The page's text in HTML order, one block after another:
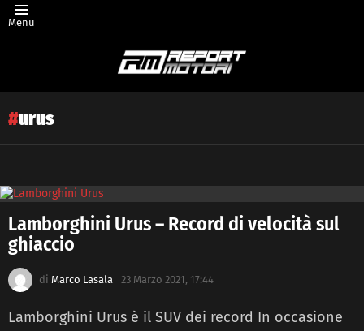
Menu
urus
Latest
story
Lamborghini Urus – Record di velocità sul
ghiaccio
di Marco Lasala 23 Marzo 2021, 17:44
Lamborghini Urus è il SUV dei record In occasione